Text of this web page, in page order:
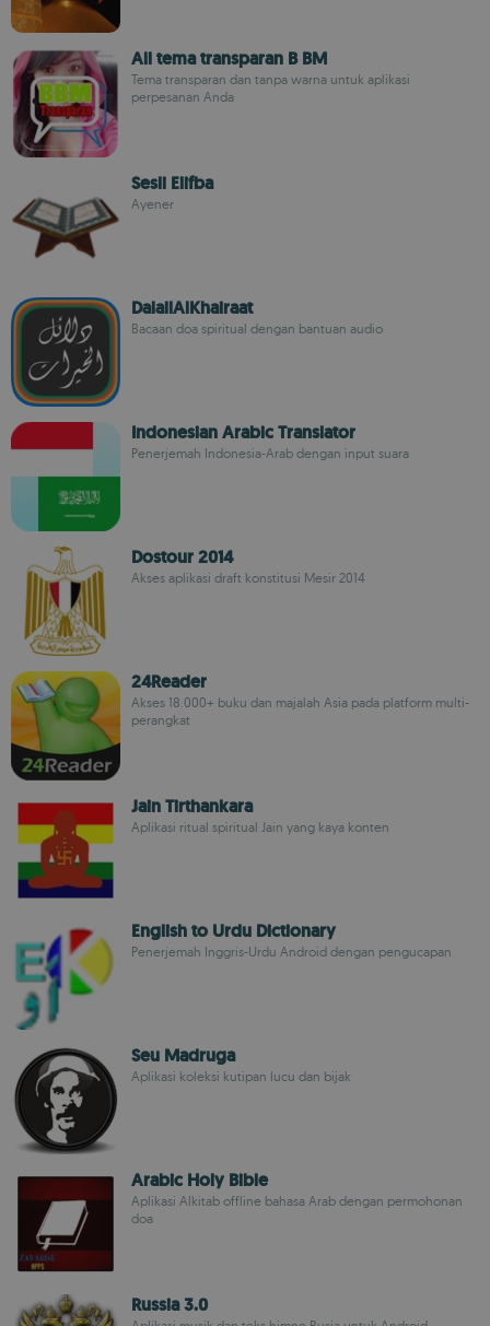
All tema transparan B BM
Tema transparan dan tanpa warna untuk aplikasi
perpesanan Anda
Sesli Elifba
Ayener
DalailAlKhairaat
Bacaan doa spiritual dengan bantuan audio
Indonesian Arabic Translator
Penerjemah Indonesia-Arab dengan input suara
Dostour 2014
Akses aplikasi draft konstitusi Mesir 2014
24Reader
Akses 18.000+ buku dan majalah Asia pada platform multi-
perangkat
Jain Tirthankara
Aplikasi ritual spiritual Jain yang kaya konten
English to Urdu Dictionary
Penerjemah Inggris-Urdu Android dengan pengucapan
Seu Madruga
Aplikasi koleksi kutipan lucu dan bijak
Arabic Holy Bible
Aplikasi Alkitab offline bahasa Arab dengan permohonan
doa
Russia 3.0